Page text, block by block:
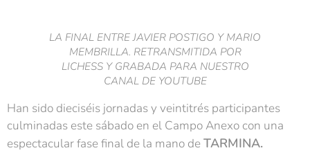
LA FINAL ENTRE JAVIER POSTIGO Y MARIO
MEMBRILLA. RETRANSMITIDA POR
LICHESS Y GRABADA PARA NUESTRO
CANAL DE YOUTUBE
Han sido dieciséis jornadas y veintitrés participantes
culminadas este sábado en el Campo Anexo con una
espectacular fase final de la mano deTARMINA.